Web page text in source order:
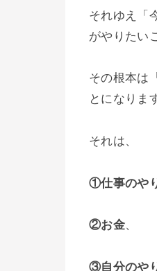
それゆえ「
がやりたい
その根本は
とになりま
それは、
①仕事のや
②お金、
③自分のや